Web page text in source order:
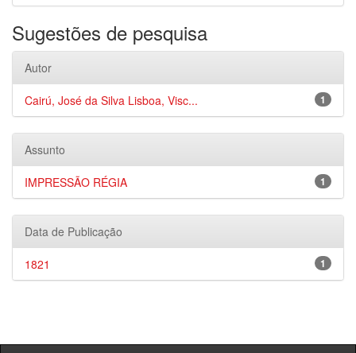
Sugestões de pesquisa
Autor
1
Cairú, José da Silva Lisboa, Visc...
Assunto
1
IMPRESSÃO RÉGIA
Data de Publicação
1
1821